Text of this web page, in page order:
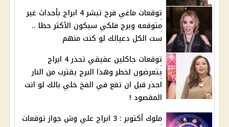
توقعات ماغي فرح تبشر 4 ابراج بأحداث غير
متوقعه وبرج فلكي سيكون الأكثر حظا ..
ست الكل دعيالك لو كنت منهم
توقعات جاكلين عقيقي تحذر 4 ابراج
يتعرضون لخطر وهذا البرج يقترب من النار
احذر قبل ان تقع في الفخ خلي بالك لو انت
المقصود !
ملوك أكتوبر : 3 ابراج علي وش جواز توقعات